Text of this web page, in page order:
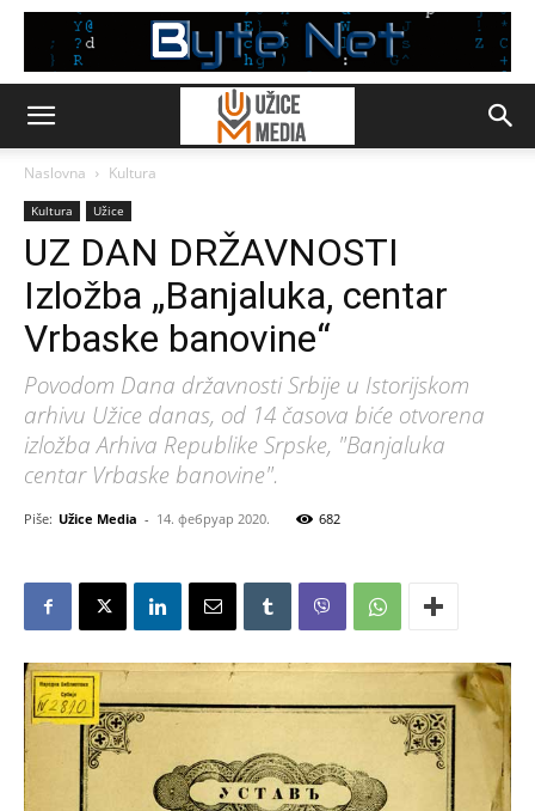
Naslovna Kultura
Kultura Užice
UZ DAN DRŽAVNOSTI
Izložba „Banjaluka, centar
Vrbaske banovine“
Povodom Dana državnosti Srbije u Istorijskom
arhivu Užice danas, od 14 časova biće otvorena
izložba Arhiva Republike Srpske, "Banjaluka
centar Vrbaske banovine".
Piše: Užice Media - 14. фебруар 2020. 682